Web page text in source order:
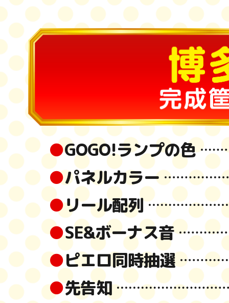
●GOGO!ランプの色
●パネルカラー
●リール配列
●SE&ボーナス音
●ピエロ同時抽選
●先告知